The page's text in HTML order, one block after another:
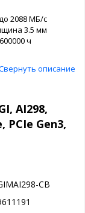
2088 МБ/с
3.5 мм
ч
описание
AI298,
PCIe Gen3,
CB